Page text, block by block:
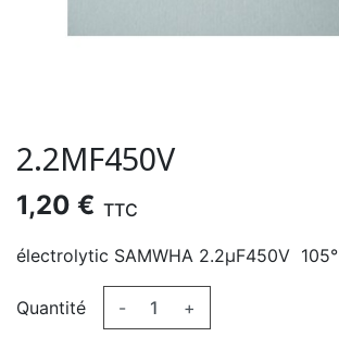
2.2ΜF450V
1,20 € TTC
électrolytic SAMWHA 2.2µF450V 105°
Quantité - +